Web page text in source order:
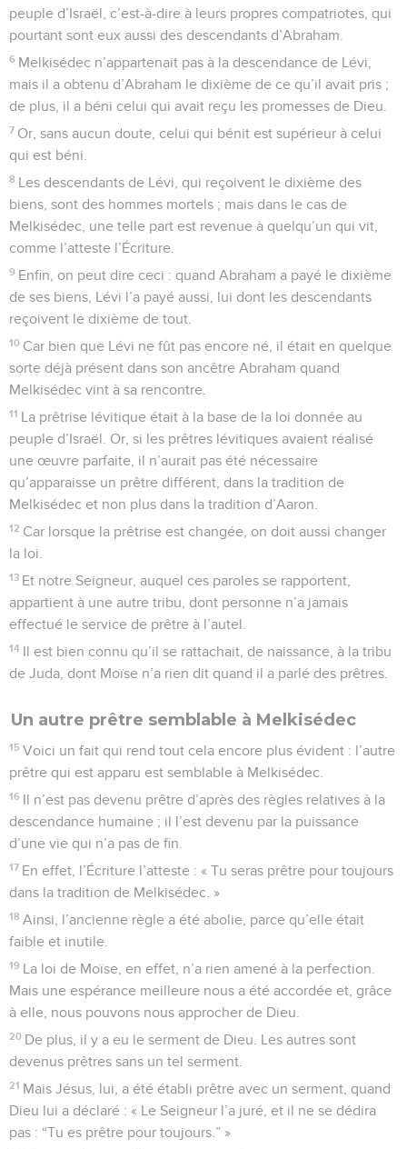
peuple d’Israël, c’est-à-dire à leurs propres compatriotes, qui
pourtant sont eux aussi des descendants d’Abraham.
6 Melkisédec n’appartenait pas à la descendance de Lévi,
mais il a obtenu d’Abraham le dixième de ce qu’il avait pris ;
de plus, il a béni celui qui avait reçu les promesses de Dieu.
7 Or, sans aucun doute, celui qui bénit est supérieur à celui
qui est béni.
8 Les descendants de Lévi, qui reçoivent le dixième des
biens, sont des hommes mortels ; mais dans le cas de
Melkisédec, une telle part est revenue à quelqu’un qui vit,
comme l’atteste l’Écriture.
9 Enfin, on peut dire ceci : quand Abraham a payé le dixième
de ses biens, Lévi l’a payé aussi, lui dont les descendants
reçoivent le dixième de tout.
10 Car bien que Lévi ne fût pas encore né, il était en quelque
sorte déjà présent dans son ancêtre Abraham quand
Melkisédec vint à sa rencontre.
11 La prêtrise lévitique était à la base de la loi donnée au
peuple d’Israël. Or, si les prêtres lévitiques avaient réalisé
une œuvre parfaite, il n’aurait pas été nécessaire
qu’apparaisse un prêtre différent, dans la tradition de
Melkisédec et non plus dans la tradition d’Aaron.
12 Car lorsque la prêtrise est changée, on doit aussi changer
la loi.
13 Et notre Seigneur, auquel ces paroles se rapportent,
appartient à une autre tribu, dont personne n’a jamais
effectué le service de prêtre à l’autel.
14 Il est bien connu qu’il se rattachait, de naissance, à la tribu
de Juda, dont Moïse n’a rien dit quand il a parlé des prêtres.
Un autre prêtre semblable à Melkisédec
15 Voici un fait qui rend tout cela encore plus évident : l’autre
prêtre qui est apparu est semblable à Melkisédec.
16 Il n’est pas devenu prêtre d’après des règles relatives à la
descendance humaine ; il l’est devenu par la puissance
d’une vie qui n’a pas de fin.
17 En effet, l’Écriture l’atteste : « Tu seras prêtre pour toujours
dans la tradition de Melkisédec. »
18 Ainsi, l’ancienne règle a été abolie, parce qu’elle était
faible et inutile.
19 La loi de Moïse, en effet, n’a rien amené à la perfection.
Mais une espérance meilleure nous a été accordée et, grâce
à elle, nous pouvons nous approcher de Dieu.
20 De plus, il y a eu le serment de Dieu. Les autres sont
devenus prêtres sans un tel serment.
21 Mais Jésus, lui, a été établi prêtre avec un serment, quand
Dieu lui a déclaré : « Le Seigneur l’a juré, et il ne se dédira
pas : “Tu es prêtre pour toujours.” »